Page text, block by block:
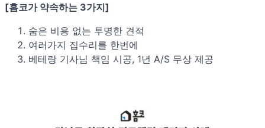
[홈코가 약속하는 3가지]
숨은 비용 없는 투명한 견적
여러가지 집수리를 한번에
베테랑 기사님 책임 시공, 1년 A/S 무상 제공